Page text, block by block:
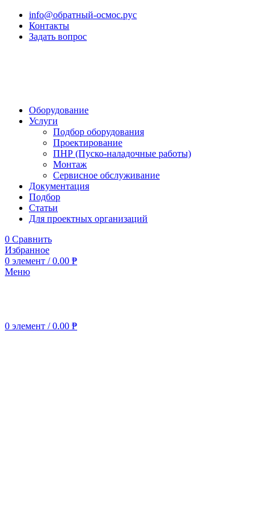
info@обратный-осмос.рус
Контакты
Задать вопрос
Оборудование
Услуги
Подбор оборудования
Проектирование
ПНР (Пуско-наладочные работы)
Монтаж
Сервисное обслуживание
Документация
Подбор
Статьи
Для проектных организаций
0 Сравнить
Избранное
0 элемент / 0.00 ₱
Меню
0 элемент / 0.00 ₱